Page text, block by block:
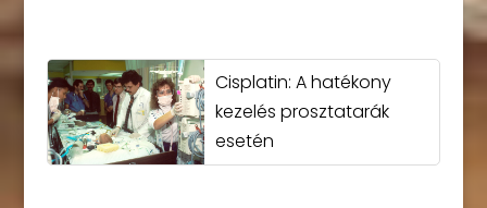
Cisplatin: A hatékony
kezelés prosztatarák
esetén